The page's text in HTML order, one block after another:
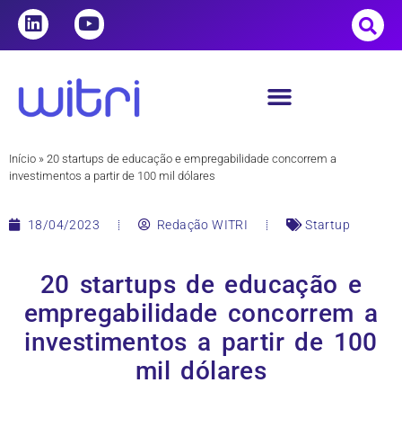
Início » 20 startups de educação e empregabilidade concorrem a
investimentos a partir de 100 mil dólares
18/04/2023 Redação WITRI Startup
20 startups de educação e
empregabilidade concorrem a
investimentos a partir de 100
mil dólares